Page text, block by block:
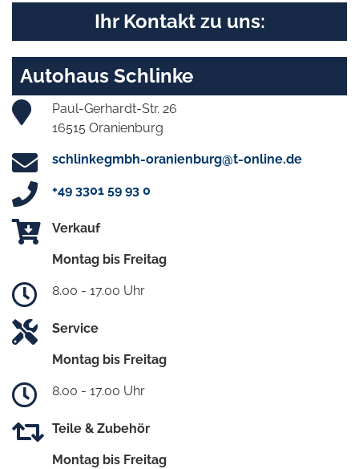
Ihr Kontakt zu uns:
Autohaus Schlinke
Paul-Gerhardt-Str. 26
16515 Oranienburg
schlinkegmbh-oranienburg@t-online.de
+49 3301 59 93 0
Verkauf
Montag bis Freitag
8.00 - 17.00 Uhr
Service
Montag bis Freitag
8.00 - 17.00 Uhr
Teile & Zubehör
Montag bis Freitag